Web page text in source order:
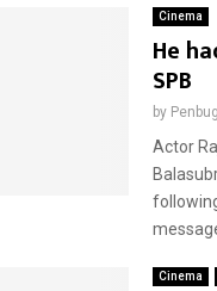
Cinema
He
SPB
by
Actor
Cinema